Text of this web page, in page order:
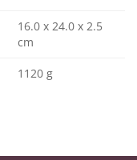
16.0 x 24.0 x 2.5
cm
1120 g